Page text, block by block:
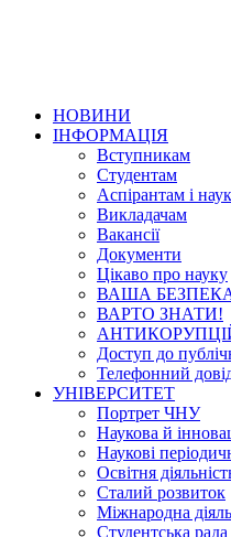
НОВИНИ
ІНФОРМАЦІЯ
Вступникам
Студентам
Аспірантам і
Викладачам
Вакансії
Документи
Цікаво про науку
ВАША
ВАРТО ЗНАТИ!
Доступ до
Телефонний
УНІВЕРСИТЕТ
Портрет ЧНУ
Наукова й
Наукові
Освітня
Сталий розвиток
Міжнародна
Студентська рада